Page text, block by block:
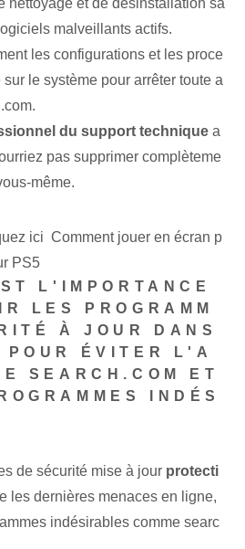
nettoyage et de désinstallation sa
malveillants actifs.
les configurations et les proce
le système pour arrêter toute a
du support technique a
pas supprimer complèteme
même.
ici Comment jouer en écran p
PS5
L'IMPORTANCE
LES PROGRAMM
À JOUR DANS
POUR ÉVITER L'A
SEARCH.COM ET
INDÉS
de sécurité mise à jour protecti
les dernières menaces en ligne‍,
indésirables comme searc